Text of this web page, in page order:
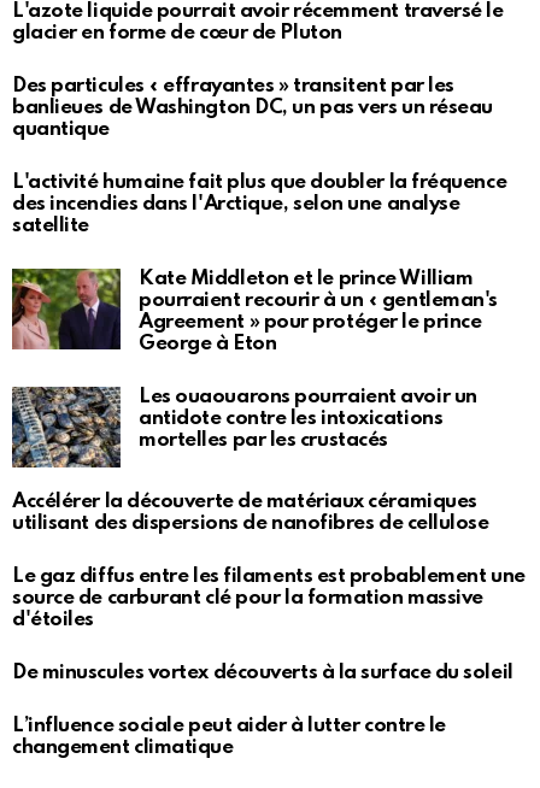
L'azote liquide pourrait avoir récemment traversé le
glacier en forme de cœur de Pluton
Des particules « effrayantes » transitent par les
banlieues de Washington DC, un pas vers un réseau
quantique
L'activité humaine fait plus que doubler la fréquence
des incendies dans l'Arctique, selon une analyse
satellite
Kate Middleton et le prince William
pourraient recourir à un « gentleman's
Agreement » pour protéger le prince
George à Eton
Les ouaouarons pourraient avoir un
antidote contre les intoxications
mortelles par les crustacés
Accélérer la découverte de matériaux céramiques
utilisant des dispersions de nanofibres de cellulose
Le gaz diffus entre les filaments est probablement une
source de carburant clé pour la formation massive
d'étoiles
De minuscules vortex découverts à la surface du soleil
L’influence sociale peut aider à lutter contre le
changement climatique